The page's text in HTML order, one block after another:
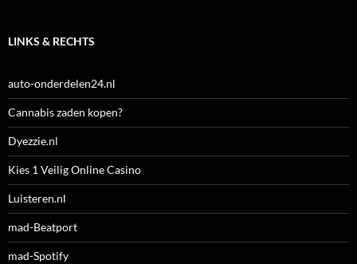
LINKS & RECHTS
auto-onderdelen24.nl
Cannabis zaden kopen?
Dyezzie.nl
Kies 1 Veilig Online Casino
Luisteren.nl
mad-Beatport
mad-Spotify